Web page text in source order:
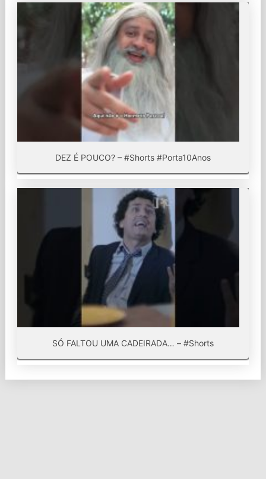
DEZ É POUCO? – #Shorts #Porta10Anos
SÓ FALTOU UMA CADEIRADA… – #Shorts